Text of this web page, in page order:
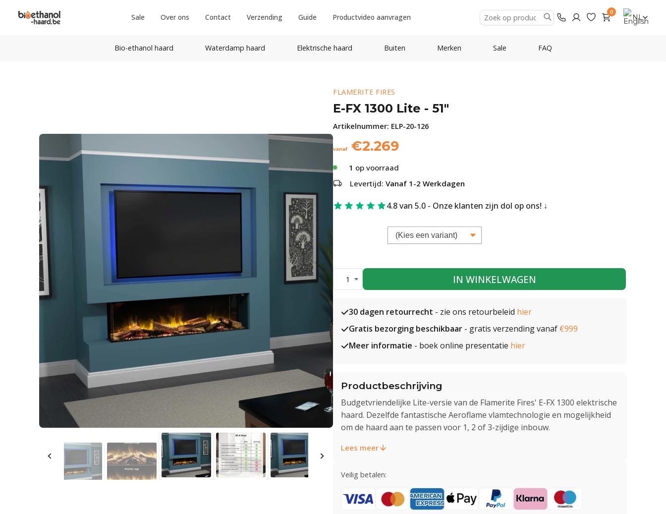
Sale Over ons Contact Verzending Guide Productvideo aanvragen
0
NL
Bio-ethanol haard Waterdamp haard Elektrische haard Buiten Merken Sale FAQ
FLAMERITE FIRES
E-FX 1300 Lite - 51"
Artikelnummer: ELP-20-126
vanaf €2.269
1 op voorraad
Levertijd: Vanaf 1-2 Werkdagen
4.8 van 5.0 - Onze klanten zijn dol op ons!
1 IN WINKELWAGEN
30 dagen retourrecht - zie ons retourbeleid hier
Gratis bezorging beschikbaar - gratis verzending vanaf €999
Meer informatie - boek online presentatie hier
Productbeschrijving
Budgetvriendelijke Lite-versie van de Flamerite Fires' E-FX 1300 elektrische
haard. Dezelfde fantastische Aeroflame vlamtechnologie en mogelijkheid
om de haard aan te passen voor 1, 2 of 3-zijdige inbouw.
Lees meer
Veilig betalen: